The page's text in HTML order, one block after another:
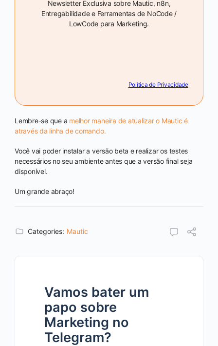
Newsletter Exclusiva sobre Mautic, n8n,
Entregabilidade e Ferramentas de NoCode /
LowCode para Marketing.
Política de Privacidade
Lembre-se que a melhor maneira de atualizar o Mautic é
através da linha de comando.
Você vai poder instalar a versão beta e realizar os testes
necessários no seu ambiente antes que a versão final seja
disponível.
Um grande abraço!
Categories: Mautic
Vamos bater um
papo sobre
Marketing no
Telegram?